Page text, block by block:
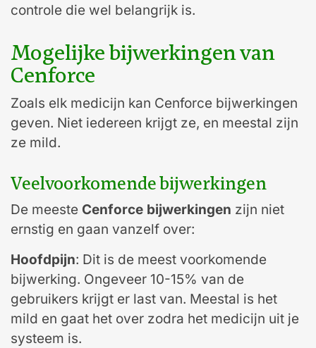
controle die wel belangrijk is.
Mogelijke bijwerkingen van
Cenforce
Zoals elk medicijn kan Cenforce bijwerkingen
geven. Niet iedereen krijgt ze, en meestal zijn
ze mild.
Veelvoorkomende bijwerkingen
De meeste Cenforce bijwerkingen zijn niet
ernstig en gaan vanzelf over:
Hoofdpijn: Dit is de meest voorkomende
bijwerking. Ongeveer 10-15% van de
gebruikers krijgt er last van. Meestal is het
mild en gaat het over zodra het medicijn uit je
systeem is.